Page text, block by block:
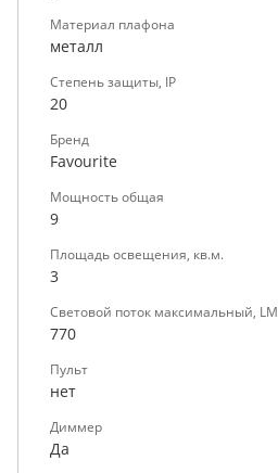
Материал плафона
металл
Степень защиты, IP
20
Бренд
Favourite
Мощность общая
9
Площадь освещения, кв.м.
3
Световой поток максимальный, LM
770
Пульт
нет
Диммер
Да